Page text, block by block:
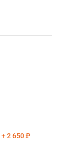
2 650 ₽